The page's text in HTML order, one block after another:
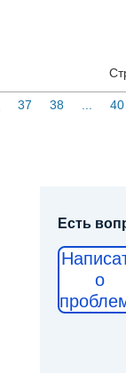
37 38 40
Есть
о